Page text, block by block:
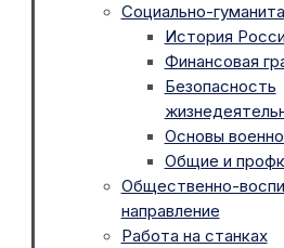
Социально-
История
Финансовая
Безопасность
Основы
Общие и
Общественно-
направление
Работа на станках